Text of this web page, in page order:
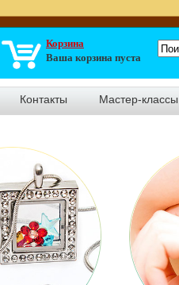
Корзина
Ваша корзина пуста
Контакты Мастер-классы